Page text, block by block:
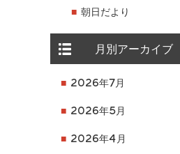
朝日だより
月別アーカイブ
2026年7月
2026年5月
2026年4月